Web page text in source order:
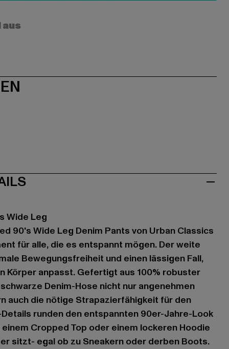
Wide Leg
90's Wide Leg Denim Pants von Urban Classics
für alle, die es entspannt mögen. Der weite
Bewegungsfreiheit und einen lässigen Fall,
Körper anpasst. Gefertigt aus 100% robuster
Denim-Hose nicht nur angenehmen
auch die nötige Strapazierfähigkeit für den
runden den entspannten 90er-Jahre-Look
Cropped Top oder einem lockeren Hoodie
sitzt- egal ob zu Sneakern oder derben Boots.